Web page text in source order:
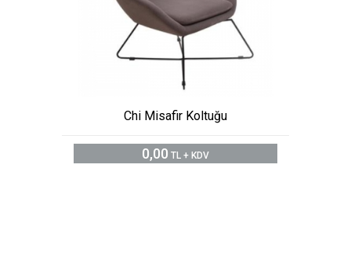
Chi Misafir Koltuğu
0,00 TL + KDV